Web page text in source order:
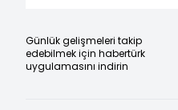
Günlük gelişmeleri takip
edebilmek için habertürk
uygulamasını indirin